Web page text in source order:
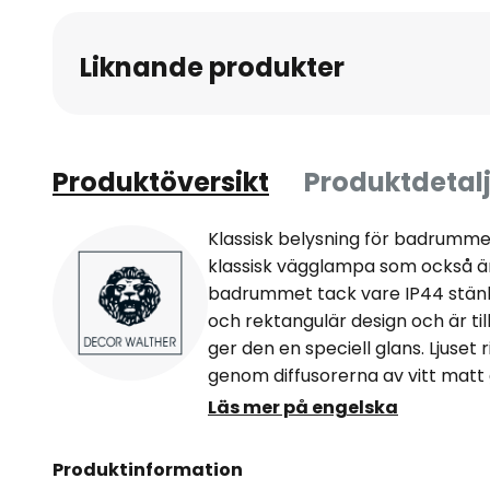
Liknande produkter
Produktöversikt
Klassisk belysning för
klassisk vägglampa som också
badrummet tack vare IP44
och rektangulär design och är
ger den en speciell glans.
genom diffusorerna av vitt matt
stämningsbelysning.
Läs mer på engelska
Produktinformation